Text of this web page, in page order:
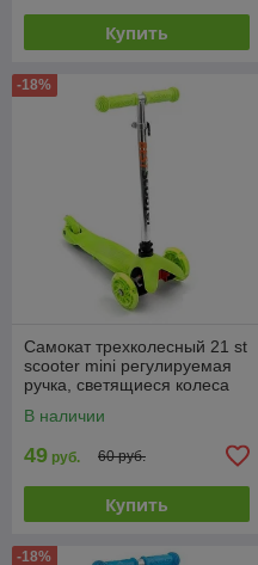
Купить
-18%
Самокат трехколесный 21 st
scooter mini регулируемая
ручка, светящиеся колеса
В наличии
49 руб. 60 руб.
Купить
-18%